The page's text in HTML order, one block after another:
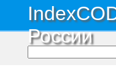
России